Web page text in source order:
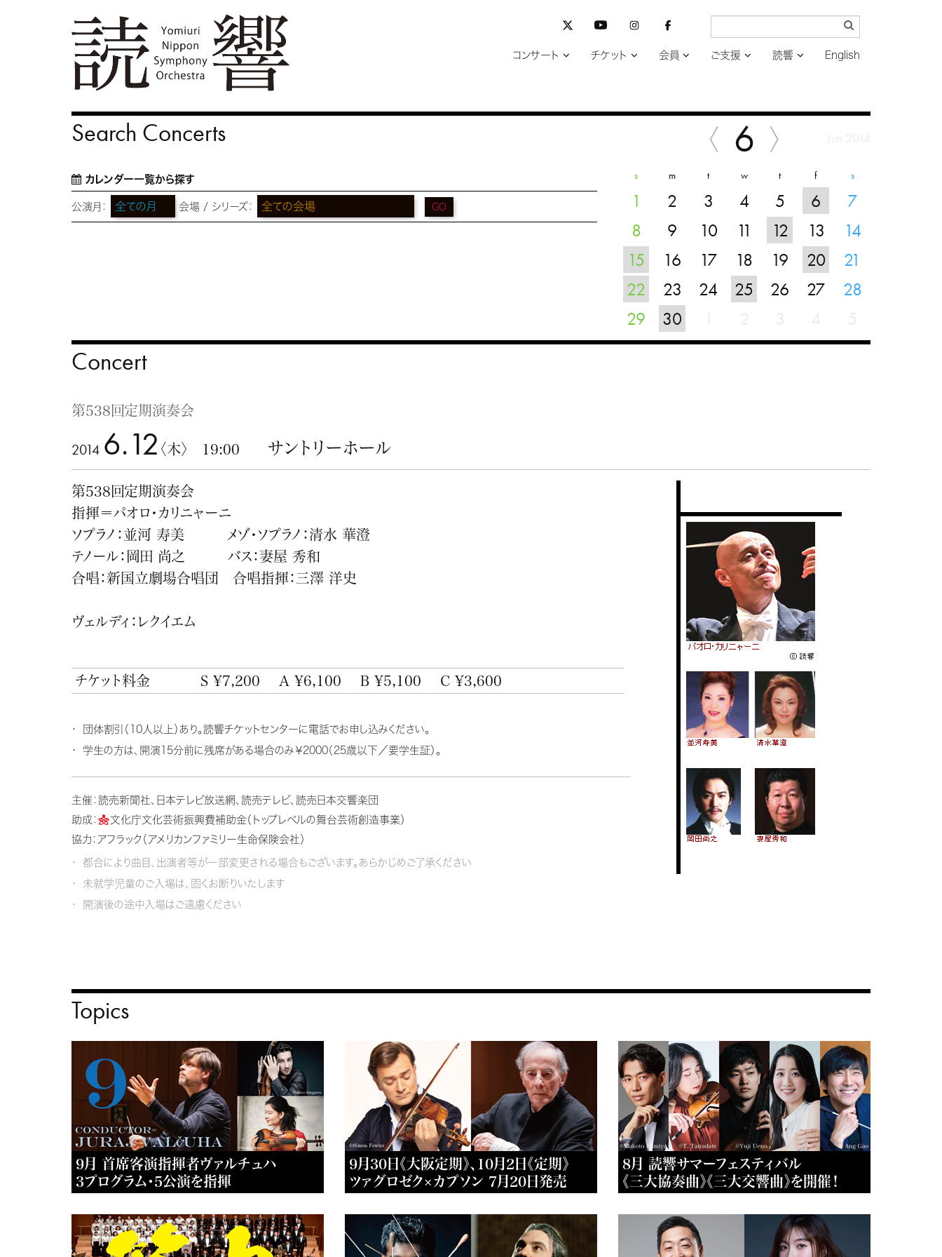
コンサート チケット 会員 ご支援 読響 English
Search Concerts
カレンダー一覧から探す
公演月： 会場 / シリーズ： GO
6
s m t w t f s
1 2 3 4 5 6
7
8
9 10 11 12 13
14
15
16 17 18 19 20
21
22
23 24 25 26 27
28
29
30
Concert
第538回定期演奏会
2014 6.12 〈木〉 19:00 サントリーホール
第538回定期演奏会
指揮＝パオロ・カリニャーニ
ソプラノ：並河 寿美 メゾ・ソプラノ：清水 華澄
テノール：岡田 尚之 バス：妻屋 秀和
合唱：新国立劇場合唱団 合唱指揮：三澤 洋史
ヴェルディ：レクイエム
チケット料金 S ¥7,200 A ¥6,100 B ¥5,100 C ¥3,600
団体割引（10人以上）あり。読響チケットセンターに電話でお申し込みください。
学生の方は、開演15分前に残席がある場合のみ￥2000（25歳以下／要学生証）。
主催：読売新聞社、日本テレビ放送網、読売テレビ、読売日本交響楽団
助成：
文化庁文化芸術振興費補助金（トップレベルの舞台芸術創造事業）
協力：アフラック（アメリカンファミリー生命保険会社）
都合により曲目、出演者等が一部変更される場合もございます。あらかじめご了承ください
未就学児童のご入場は、固くお断りいたします
開演後の途中入場はご遠慮ください
Topics
9月 首席客演指揮者ヴァルチュハ
3プログラム・5公演を指揮
9月30日《大阪定期》、10月2日《定期》
ツァグロゼク×カプソン 7月20日発売
8月 読響サマーフェスティバル
《三大協奏曲》《三大交響曲》を開催！